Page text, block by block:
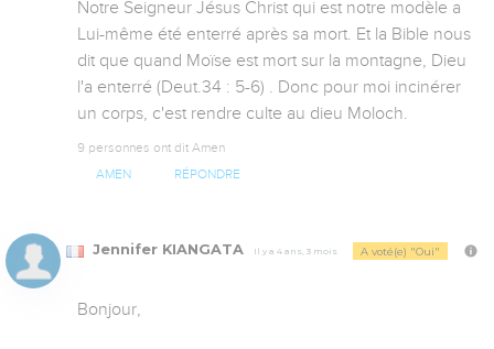
Notre Seigneur Jésus Christ qui est notre modèle a
Lui-même été enterré après sa mort. Et la Bible nous
dit que quand Moïse est mort sur la montagne, Dieu
l'a enterré (Deut.34 : 5-6) . Donc pour moi incinérer
un corps, c'est rendre culte au dieu Moloch.
9 personnes ont dit Amen
AMEN RÉPONDRE
Jennifer KIANGATA Il y a 4 ans, 3 mois A voté(e) "Oui"
Bonjour,